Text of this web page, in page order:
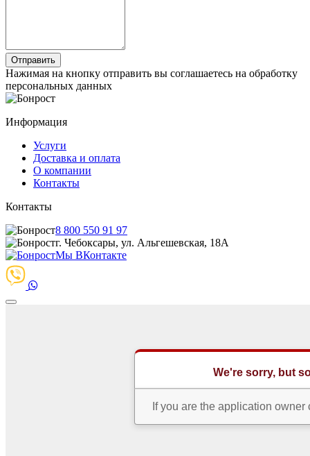
Нажимая на кнопку отправить вы соглашаетесь на обработку
персональных данных
Информация
Услуги
Доставка и оплата
О компании
Контакты
Контакты
8 800 550 91 97
г. Чебоксары, ул. Альгешевская, 18А
Мы ВКонтакте